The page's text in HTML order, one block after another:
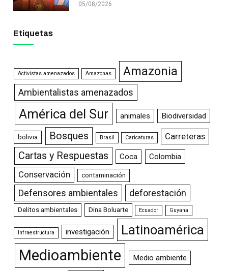
05/08/2026
Etiquetas
Activistas amenazados Amazonas Amazonia
Ambientalistas amenazados
América del Sur animales Biodiversidad
bolivia Bosques Brasil Caricaturas Carreteras
Cartas y Respuestas Coca Colombia
Conservación contaminación
Defensores ambientales deforestación
Delitos ambientales Dina Boluarte Ecuador Guyana
Infraestructura investigación Latinoamérica
Medioambiente Medio ambiente